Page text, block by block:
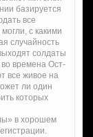
базируется
все
с какими
случайность
солдаты
времена Ост-
все живое на
ли один
которых
в хорошем